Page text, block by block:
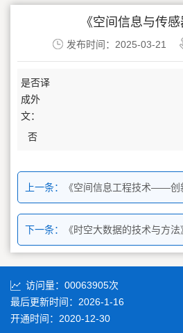
《空间信息与传感
发布时间：2025-03-21
是否译
成外
文：
否
上一条： 《空间信息工程技术——创
下一条： 《时空大数据的技术与方法
访问量： 00063905次
最后更新时间： 2026-1-16
开通时间： 2020-12-30